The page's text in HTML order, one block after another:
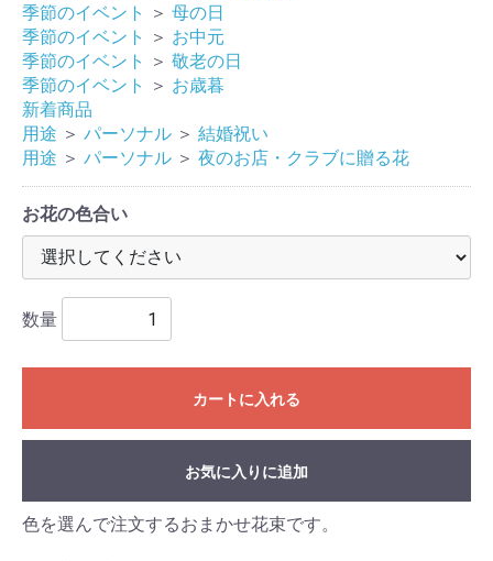
季節のイベント
＞ 母の日
季節のイベント
＞ お中元
季節のイベント
＞ 敬老の日
季節のイベント
＞ お歳暮
新着商品
用途 ＞ パーソナル ＞ 結婚祝い
用途 ＞ パーソナル ＞ 夜のお店・クラブに贈る花
お花の色合い
数量
カートに入れる
お気に入りに追加
色を選んで注文するおまかせ花束です。